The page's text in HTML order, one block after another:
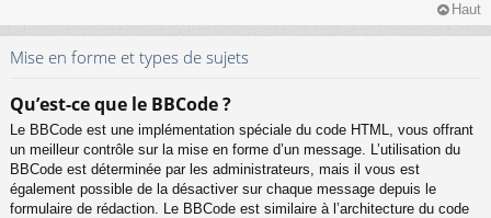
Haut
Mise en forme et types de sujets
Qu’est-ce que le BBCode ?
Le BBCode est une implémentation spéciale du code HTML, vous offrant
un meilleur contrôle sur la mise en forme d’un message. L’utilisation du
BBCode est déterminée par les administrateurs, mais il vous est
également possible de la désactiver sur chaque message depuis le
formulaire de rédaction. Le BBCode est similaire à l’architecture du code